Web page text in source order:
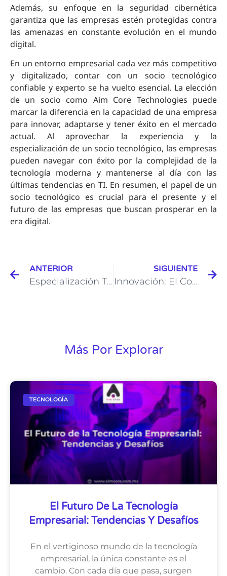
Además, su enfoque en la seguridad cibernética
garantiza que las empresas estén protegidas contra
las amenazas en constante evolución en el mundo
digital.
En un entorno empresarial cada vez más competitivo
y digitalizado, contar con un socio tecnológico
confiable y experto se ha vuelto esencial. La elección
de un socio como Aim Core Technologies puede
marcar la diferencia en la capacidad de una empresa
para innovar, adaptarse y tener éxito en el mercado
actual. Al aprovechar la experiencia y la
especialización de un socio tecnológico, las empresas
pueden navegar con éxito por la complejidad de la
tecnología moderna y mantenerse al día con las
últimas tendencias en TI. En resumen, el papel de un
socio tecnológico es crucial para el presente y el
futuro de las empresas que buscan prosperar en la
era digital.
ANTERIOR
Especialización Técnica y Comercial: Un Enfoque Integral de AIM CORE Technologies en Soluciones Personalizadas
SIGUIENTE
Innovación: El Corazón de Aim Core Technologies
Más Por Explorar
TECNOLOGÍA
El Futuro De La Tecnología
Empresarial: Tendencias Y Desafíos
En el vertiginoso mundo de la tecnología
empresarial, la única constante es el
cambio. Con cada día que pasa, surgen